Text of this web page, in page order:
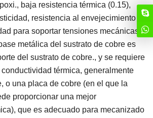
baja resistencia térmica (0.15),
resistencia al envejecimiento
para soportar tensiones mecánicas y
metálica del sustrato de cobre es
del sustrato de cobre., y se requiere
térmica, generalmente
o una placa de cobre (en el que la
proporcionar una mejor
que es adecuado para mecanizado